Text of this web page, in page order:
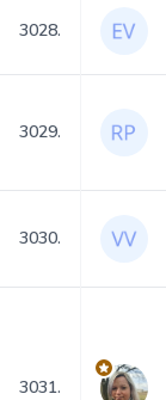
3028.
3029.
3030.
3031.